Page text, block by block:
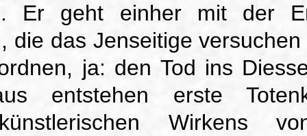
Er geht einher mit der
die das Jenseitige
ja: den Tod ins
entstehen erste
Wirkens